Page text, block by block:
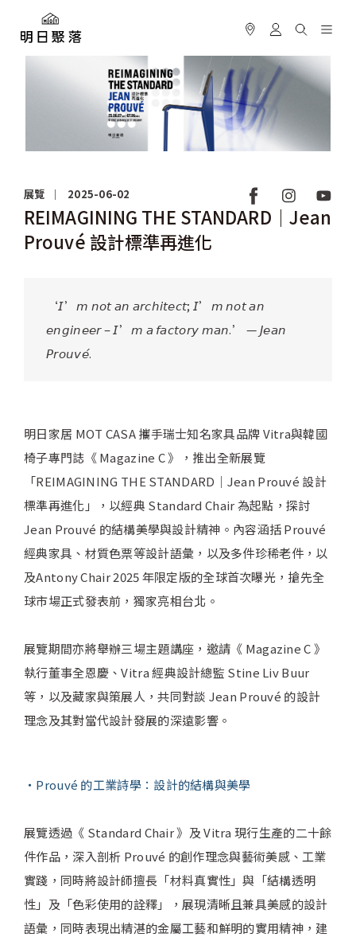
展覽 2025-06-02
REIMAGINING THE STANDARD｜Jean
Prouvé 設計標準再進化
‘𝘐’𝘮 𝘯𝘰𝘵 𝘢𝘯 𝘢𝘳𝘤𝘩𝘪𝘵𝘦𝘤𝘵; 𝘐’𝘮 𝘯𝘰𝘵 𝘢𝘯
𝘦𝘯𝘨𝘪𝘯𝘦𝘦𝘳 – 𝘐’𝘮 𝘢 𝘧𝘢𝘤𝘵𝘰𝘳𝘺 𝘮𝘢𝘯.’ — 𝘑𝘦𝘢𝘯
𝘗𝘳𝘰𝘶𝘷𝘦́.
明日家居 MOT CASA 攜手瑞士知名家具品牌 Vitra與韓國
椅子專門誌《 Magazine C 》，推出全新展覽
「REIMAGINING THE STANDARD｜Jean Prouvé 設計
標準再進化」，以經典 Standard Chair 為起點，探討
Jean Prouvé 的結構美學與設計精神。內容涵括 Prouvé
經典家具、材質色票等設計語彙，以及多件珍稀老件，以
及Antony Chair 2025 年限定版的全球首次曝光，搶先全
球市場正式發表前，獨家亮相台北。
展覽期間亦將舉辦三場主題講座，邀請《 Magazine C 》
執行董事全恩慶、Vitra 經典設計總監 Stine Liv Buur
等，以及藏家與策展人，共同對談 Jean Prouvé 的設計
理念及其對當代設計發展的深遠影響。
Prouvé 的工業詩學：設計的結構與美學
展覽透過《 Standard Chair 》及 Vitra 現行生產的二十餘
件作品，深入剖析 Prouvé 的創作理念與藝術美感、工業
實踐，同時將設計師擅長「材料真實性」與「結構透明
性」及「色彩使用的詮釋」，展現清晰且兼具美感的設計
語彙，同時表現出精湛的金屬工藝和鮮明的實用精神，建